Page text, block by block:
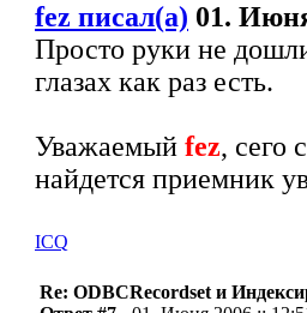
fez писал(а) 01.
Просто руки не
глазах как раз есть.
Уважаемый fez, сего
найдется приемник
ICQ
Re: ODBCRecordset и